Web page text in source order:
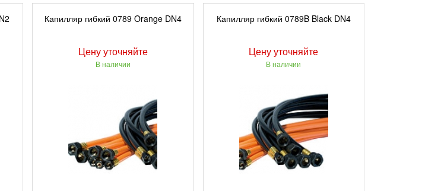
ПОДРОБНЕЕ ПОДРОБНЕЕ
Капилляр гибкий 0789 Orange DN4
Цену уточняйте
В наличии
Капилляр гибкий 0789B Black DN4
Цену уточняйте
В наличии